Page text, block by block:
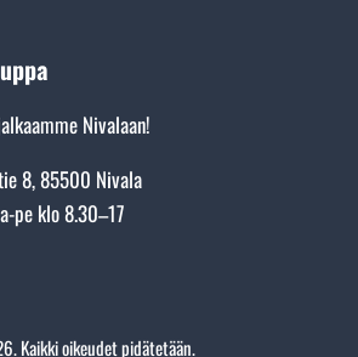
Nivalaan!
8, 85500 Nivala
pe klo 8.30–17
Kaikki oikeudet pidätetään.